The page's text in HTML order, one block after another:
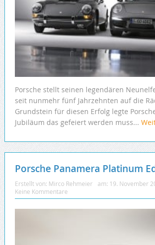
Porsche stellt seinen legendären
seit nunmehr fünf Jahrzehnten auf die
Grundstein für diesen Erfolg legte
Jubiläum das gefeiert werden muss...
Porsche Panamera Platinum
Erstellt von: Mirco Rehmeier am: 19. November
Keine Kommentare